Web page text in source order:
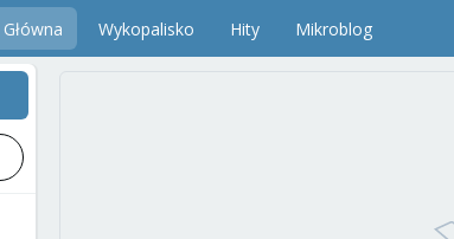
Główna Wykopalisko Hity Mikroblog